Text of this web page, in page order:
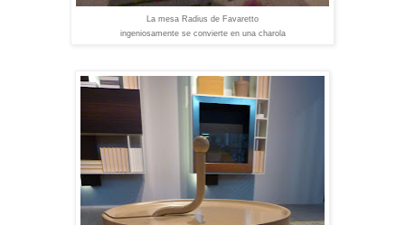
La mesa Radius de Favaretto
ingeniosamente se convierte en una charola